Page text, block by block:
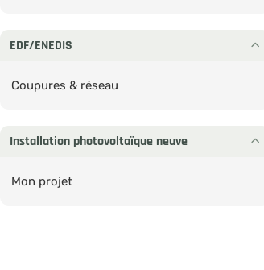
EDF/ENEDIS
Coupures & réseau
Installation photovoltaïque neuve
Mon projet